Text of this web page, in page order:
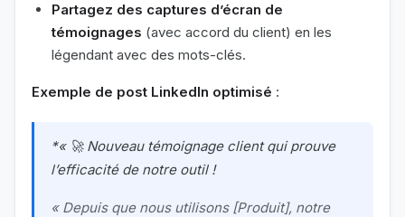
Partagez des captures d’écran de
témoignages (avec accord du client) en les
légendant avec des mots-clés.
Exemple de post LinkedIn optimisé :
*« 🚀 Nouveau témoignage client qui prouve
l’efficacité de notre outil !
« Depuis que nous utilisons [Produit], notre